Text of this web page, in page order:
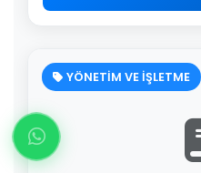
YÖNETİM VE İŞLETME